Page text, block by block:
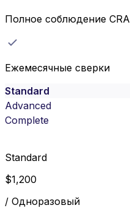
Полное соблюдение CRA
Ежемесячные сверки
Standard
Advanced
Complete
Standard
$1,200
/ Одноразовый